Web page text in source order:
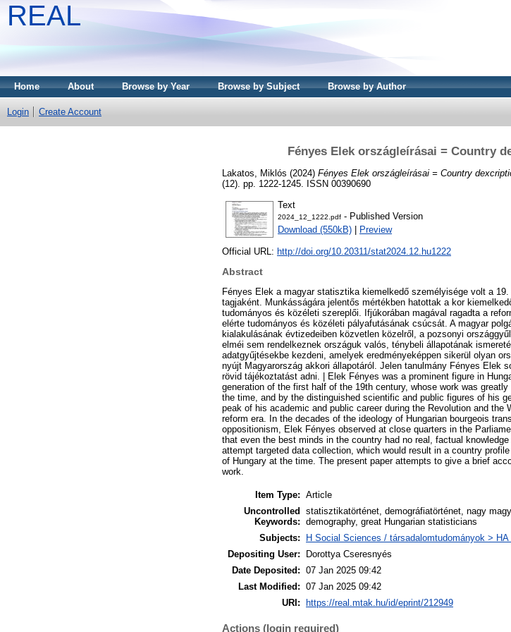
REAL
Home About Browse by Year Browse by Subject Browse by Author
Login Create Account
Fényes Elek országleírásai = Country
Lakatos, Miklós (2024) Fényes Elek országleírásai = Country
(12). pp. 1222-1245. ISSN 00390690
Text
2024_12_1222.pdf - Published Version
Download (550kB)
Preview
Official URL: http://doi.org/10.20311/stat2024.12.hu1222
Abstract
Fényes Elek a magyar statisztika kiemelkedő személyisége volt a
tagjaként. Munkásságára jelentős mértékben hatottak a kor
tudományos és közéleti szereplői. Ifjúkorában magával ragadta a
elérte tudományos és közéleti pályafutásának csúcsát. A magyar
kialakulásának évtizedeiben közvetlen közelről, a pozsonyi
elméi sem rendelkeznek országuk valós, ténybeli állapotának
adatgyűjtésekbe kezdeni, amelyek eredményeképpen sikerül olyan
nyújt Magyarország akkori állapotáról. Jelen tanulmány Fényes Elek
rövid tájékoztatást adni. | Elek Fényes was a prominent figure in
generation of the first half of the 19th century, whose work was
the time, and by the distinguished scientific and public figures of his
peak of his academic and public career during the Revolution and
reform era. In the decades of the ideology of Hungarian bourgeois
oppositionism, Elek Fényes observed at close quarters in the
that even the best minds in the country had no real, factual
attempt targeted data collection, which would result in a country
of Hungary at the time. The present paper attempts to give a brief
work.
Item Type: Article
Uncontrolled
Keywords:
statisztikatörténet, demográfiatörténet, nagy
demography, great Hungarian statisticians
Subjects:
H Social Sciences / társadalomtudományok >
Depositing User:
Dorottya Cseresnyés
Date Deposited: 07 Jan 2025 09:42
Last Modified: 07 Jan 2025 09:42
URI:
https://real.mtak.hu/id/eprint/212949
Actions (login required)